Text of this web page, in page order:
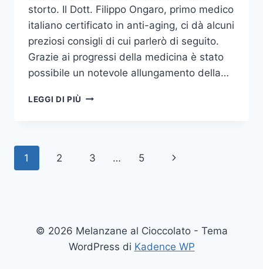
storto. Il Dott. Filippo Ongaro, primo medico
italiano certificato in anti-aging, ci dà alcuni
preziosi consigli di cui parlerò di seguito.
Grazie ai progressi della medicina è stato
possibile un notevole allungamento della…
LEGGI DI PIÙ PROGRAMMA
Navigazione
1 2 3 … 5
Pagina
© 2026 Melanzane al Cioccolato - Tema
WordPress di Kadence WP